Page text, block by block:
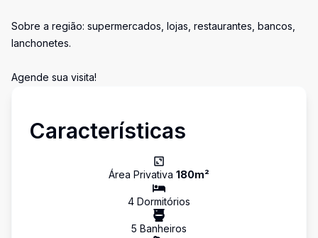
Sobre a região: supermercados, lojas, restaurantes, bancos,
lanchonetes.
Agende sua visita!
Características
Área Privativa 180m²
4 Dormitórios
5 Banheiros